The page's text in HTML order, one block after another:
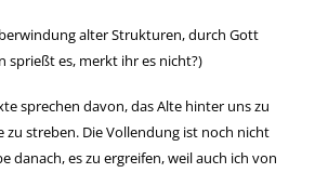
alter Strukturen, durch Gott
sprießt es, merkt ihr es nicht?)
sprechen davon, das Alte hinter uns zu
zu streben. Die Vollendung ist noch nicht
danach, es zu ergreifen, weil auch ich von